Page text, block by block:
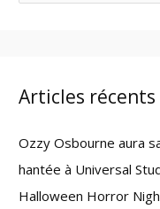
c
f
o
r
Articles récents
Ozzy Osbourne aura
hantée à Universal
Halloween Horror